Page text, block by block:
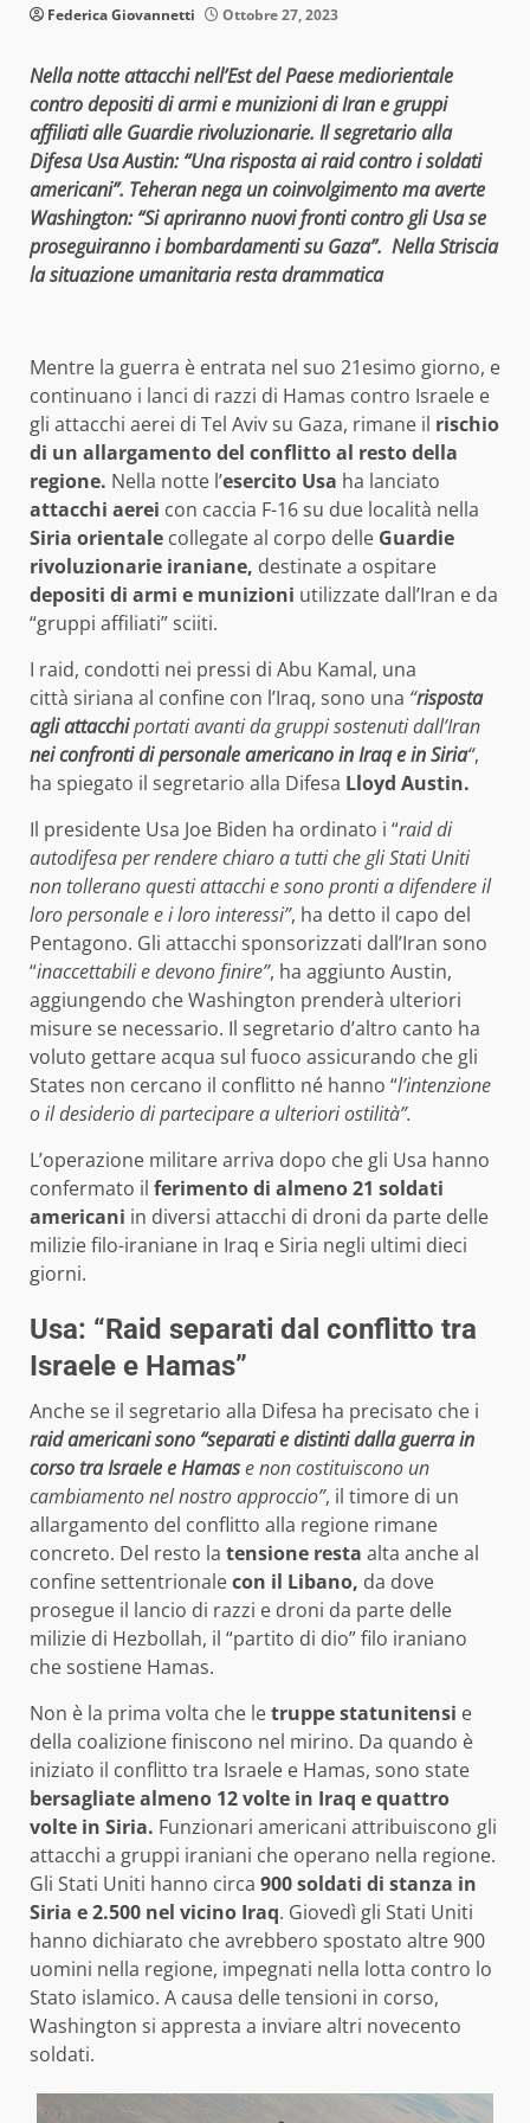
Federica Giovannetti Ottobre 27, 2023
Nella notte attacchi nell’Est del Paese mediorientale
contro depositi di armi e munizioni di Iran e gruppi
affiliati alle Guardie rivoluzionarie. Il segretario alla
Difesa Usa Austin: “Una risposta ai raid contro i soldati
americani”. Teheran nega un coinvolgimento ma averte
Washington: “Si apriranno nuovi fronti contro gli Usa se
proseguiranno i bombardamenti su Gaza”. Nella Striscia
la situazione umanitaria resta drammatica
Mentre la guerra è entrata nel suo 21esimo giorno, e
continuano i lanci di razzi di Hamas contro Israele e
gli attacchi aerei di Tel Aviv su Gaza, rimane il rischio
di un allargamento del conflitto al resto della
regione. Nella notte l’esercito Usa ha lanciato
attacchi aerei con caccia F-16 su due località nella
Siria orientale collegate al corpo delle Guardie
rivoluzionarie iraniane, destinate a ospitare
depositi di armi e munizioni utilizzate dall’Iran e da
“gruppi affiliati” sciiti.
I raid, condotti nei pressi di Abu Kamal, una
città siriana al confine con l’Iraq, sono una “risposta
agli attacchiportati avanti da gruppi sostenuti dall’Iran
nei confronti di personale americano in Iraq e in Siria“,
ha spiegato il segretario alla Difesa Lloyd Austin.
Il presidente Usa Joe Biden ha ordinato i “raid di
autodifesa per rendere chiaro a tutti che gli Stati Uniti
non tollerano questi attacchi e sono pronti a difendere il
loro personale e i loro interessi”, ha detto il capo del
Pentagono. Gli attacchi sponsorizzati dall’Iran sono
“inaccettabili e devono finire”, ha aggiunto Austin,
aggiungendo che Washington prenderà ulteriori
misure se necessario. Il segretario d’altro canto ha
voluto gettare acqua sul fuoco assicurando che gli
States non cercano il conflitto né hanno “l’intenzione
o il desiderio di partecipare a ulteriori ostilità”.
L’operazione militare arriva dopo che gli Usa hanno
confermato il ferimento di almeno 21 soldati
americani in diversi attacchi di droni da parte delle
milizie filo-iraniane in Iraq e Siria negli ultimi dieci
giorni.
Usa: “Raid separati dal conflitto tra
Israele e Hamas”
Anche se il segretario alla Difesa ha precisato che i
raid americani sono “separati e distinti dalla guerra in
corso tra Israele e Hamase non costituiscono un
cambiamento nel nostro approccio”, il timore di un
allargamento del conflitto alla regione rimane
concreto. Del resto la tensione resta alta anche al
confine settentrionalecon il Libano, da dove
prosegue il lancio di razzi e droni da parte delle
milizie di Hezbollah, il “partito di dio” filo iraniano
che sostiene Hamas.
Non è la prima volta che letruppe statunitensi e
della coalizione finiscono nel mirino. Da quando è
iniziato il conflitto tra Israele e Hamas, sono state
bersagliate almeno 12 volte in Iraq e quattro
volte in Siria. Funzionari americani attribuiscono gli
attacchi a gruppi iraniani che operano nella regione.
Gli Stati Uniti hanno circa 900 soldati di stanza in
Siria e 2.500 nel vicino Iraq. Giovedì gli Stati Uniti
hanno dichiarato che avrebbero spostato altre 900
uomini nella regione, impegnati nella lotta contro lo
Stato islamico. A causa delle tensioni in corso,
Washington si appresta a inviare altri novecento
soldati.